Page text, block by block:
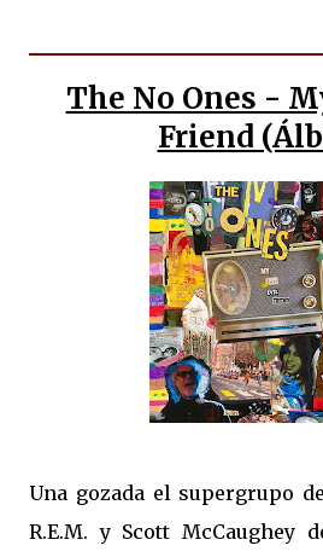
The No Ones -
Friend
Una gozada el supergrupo
R.E.M. y Scott McCaughey